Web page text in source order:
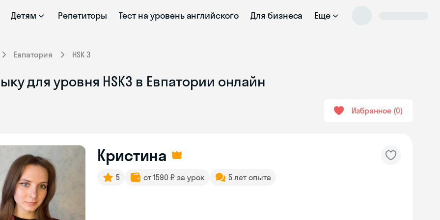
Детям Репетиторы Тест на уровень английского Для бизнеса Еще
Евпатория HSK 3
для уровня HSK3 в Евпатории онлайн
Избранное 0
Кристина
5 от 1590 ₽ за урок 5 лет опыта